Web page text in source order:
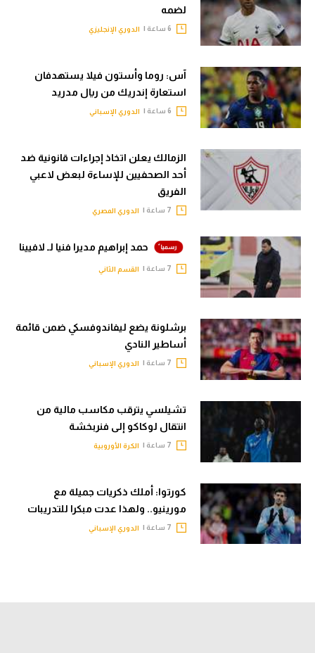
لضمه
الدوري الإنجليزي
آس: روما وأستون فيلا يستهدفان
استعارة إندريك من ريال مدريد
الدوري الإسباني
الزمالك يعلن اتخاذ إجراءات قانونية ضد
أحد الصحفيين للإساءة لبعض لاعبي
الفريق
الدوري المصري
حمد إبراهيم مديرا فنيا لـ لافيينا
القسم الثاني
برشلونة يضع ليفاندوفسكي ضمن قائمة
أساطير النادي
الدوري الإسباني
تشيلسي يترقب مكاسب مالية من
انتقال لوكاكو إلى فنربخشة
الكرة الأوروبية
كورتوا: أملك ذكريات جميلة مع
مورينيو.. ولهذا عدت مبكرا للتدريبات
الدوري الإسباني